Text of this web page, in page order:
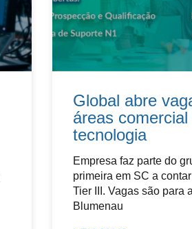
Global abre
áreas
tecnologia
Empresa faz parte do
primeira em SC a
Tier III. Vagas são para
Blumenau